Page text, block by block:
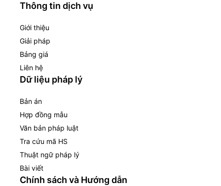
Thông tin dịch vụ
Giới thiệu
Giải pháp
Bảng giá
Liên hệ
Dữ liệu pháp lý
Bản án
Hợp đồng mẫu
Văn bản pháp luật
Tra cứu mã HS
Thuật ngữ pháp lý
Bài viết
Chính sách và Hướng dẫn